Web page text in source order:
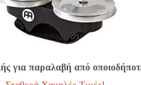
για παραλαβή από